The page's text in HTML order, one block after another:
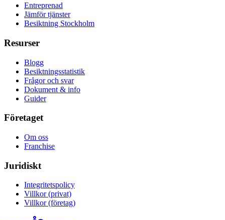
Entreprenad
Jämför tjänster
Besiktning Stockholm
Resurser
Blogg
Besiktningsstatistik
Frågor och svar
Dokument & info
Guider
Företaget
Om oss
Franchise
Juridiskt
Integritetspolicy
Villkor (privat)
Villkor (företag)